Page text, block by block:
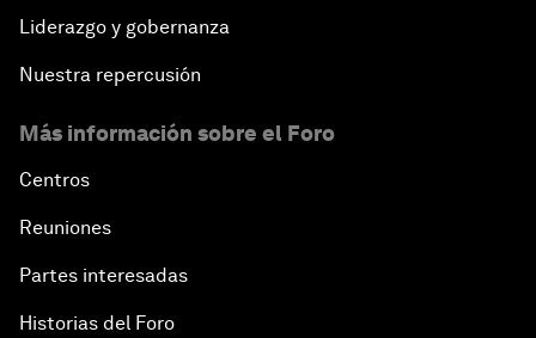
Liderazgo y gobernanza
Nuestra repercusión
Más información sobre el Foro
Centros
Reuniones
Partes interesadas
Historias del Foro